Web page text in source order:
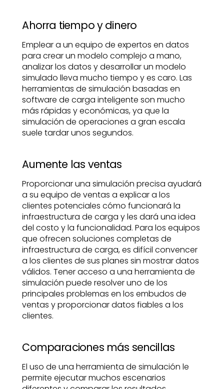
Ahorra tiempo y dinero
Emplear a un equipo de expertos en datos
para crear un modelo complejo a mano,
analizar los datos y desarrollar un modelo
simulado lleva mucho tiempo y es caro. Las
herramientas de simulación basadas en
software de carga inteligente son mucho
más rápidas y económicas, ya que la
simulación de operaciones a gran escala
suele tardar unos segundos.
Aumente las ventas
Proporcionar una simulación precisa ayudará
a su equipo de ventas a explicar a los
clientes potenciales cómo funcionará la
infraestructura de carga y les dará una idea
del costo y la funcionalidad. Para los equipos
que ofrecen soluciones completas de
infraestructura de carga, es difícil convencer
a los clientes de sus planes sin mostrar datos
válidos. Tener acceso a una herramienta de
simulación puede resolver uno de los
principales problemas en los embudos de
ventas y proporcionar datos fiables a los
clientes.
Comparaciones más sencillas
El uso de una herramienta de simulación le
permite ejecutar muchos escenarios